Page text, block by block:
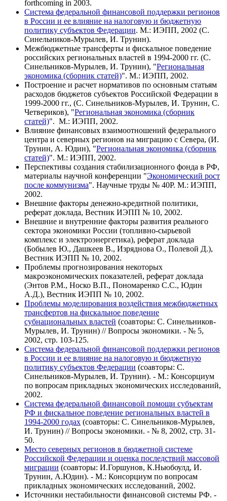
forthcoming in 2003.
Система федеральной финансовой поддержки регионов
в России и ее влияние на налоговую и бюджетную
политику субъектов Федерации. М.: ИЭПП, 2002 (С.
Синельников-Мурылев, И. Трунин).
Межбюджетные трансферты и фискальное поведение
российских региональных властей в 1994-2000 гг. (С.
Синельников-Мурылев, И. Трунин), "Региональная
экономика (сборник статей)". М.: ИЭПП, 2002.
Построение и расчет нормативов по основным статьям
расходов бюджетов субъектов Российской Федерации в
1999-2000 гг., (С. Синельников-Мурылев, И. Трунин, С.
Четвериков), "Региональная экономика (сборник
статей)". М.: ИЭПП, 2002.
Влияние финансовых взаимоотношений федерального
центра и северных регионов на миграцию с Севера, (И.
Трунин, А. Юдин), "Региональная экономика (сборник
статей)". М.: ИЭПП, 2002.
Перспективы создания стабилизационного фонда в РФ,
материалы научной конференции "Экономический рост
после коммунизма". Научные труды № 40Р. М.: ИЭПП,
2002.
Внешние факторы денежно-кредитной политики,
реферат доклада, Вестник ИЭПП № 10, 2002.
Внешние и внутренние факторы развития реального
сектора экономики России (топливно-сырьевой
комплекс и электроэнергетика), реферат доклада
(Бобылев Ю., Дашкеев В., Изряднова О., Полевой Д.),
Вестник ИЭПП № 10, 2002.
Проблемы прогнозирования некоторых
макроэкономических показателей, реферат доклада
(Энтов Р.М., Носко В.П., Пономаренко С.С., Юдин
А.Д.), Вестник ИЭПП № 10, 2002.
Проблемы моделирования воздействия межбюджетных
трансфертов на фискальное поведение
субнациональных властей (соавторы: С. Синельников-
Мурылев, И. Трунин) // Вопросы экономики. - № 5,
2002, стр. 103-125.
Система федеральной финансовой поддержки регионов
в России и ее влияние на налоговую и бюджетную
политику субъектов Федерации (соавторы: С.
Синельников-Мурылев, И. Трунин). - М.: Консорциум
по вопросам прикладных экономических исследований,
2002.
Система федеральной финансовой помощи субъектам
РФ и фискальное поведение региональных властей в
1994-2000 годах (соавторы: С. Синельников-Мурылев,
И. Трунин) // Вопросы экономики. - № 8, 2002, стр. 31-
50.
Место северных регионов в бюджетной системе
Российской Федерации и оценка последствий массовой
миграции (соавторы: И.Горшунов, К.Ньюбоулд, И.
Трунин, А.Юдин). - М.: Консорциум по вопросам
прикладных экономических исследований, 2002.
Источники нестабильности финансовой системы РФ. -